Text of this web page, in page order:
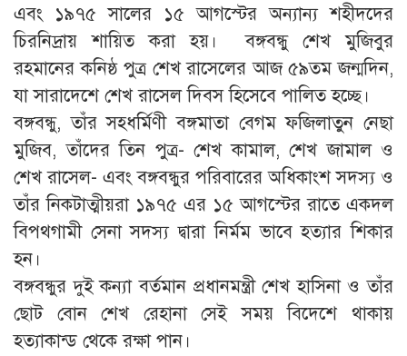
এবং ১৯৭৫ সালের ১৫ আগস্টের অন্যান্য শহীদদের
চিরনিদ্রায় শায়িত করা হয়। বঙ্গবন্ধু শেখ মুজিবুর
রহমানের কনিষ্ঠ পুত্র শেখ রাসেলের আজ ৫৯তম জন্মদিন,
যা সারাদেশে শেখ রাসেল দিবস হিসেবে পালিত হচ্ছে।
বঙ্গবন্ধু, তাঁর সহধর্মিণী বঙ্গমাতা বেগম ফজিলাতুন নেছা
মুজিব, তাঁদের তিন পুত্র- শেখ কামাল, শেখ জামাল ও
শেখ রাসেল- এবং বঙ্গবন্ধুর পরিবারের অধিকাংশ সদস্য ও
তাঁর নিকটাত্মীয়রা ১৯৭৫ এর ১৫ আগস্টের রাতে একদল
বিপথগামী সেনা সদস্য দ্বারা নির্মম ভাবে হত্যার শিকার
হন।
বঙ্গবন্ধুর দুই কন্যা বর্তমান প্রধানমন্ত্রী শেখ হাসিনা ও তাঁর
ছোট বোন শেখ রেহানা সেই সময় বিদেশে থাকায়
হত্যাকান্ড থেকে রক্ষা পান।